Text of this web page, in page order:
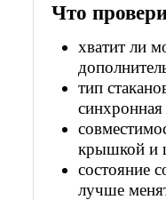
Что
хватит ли
тип
синхронная
крышкой и
состояние
лучше